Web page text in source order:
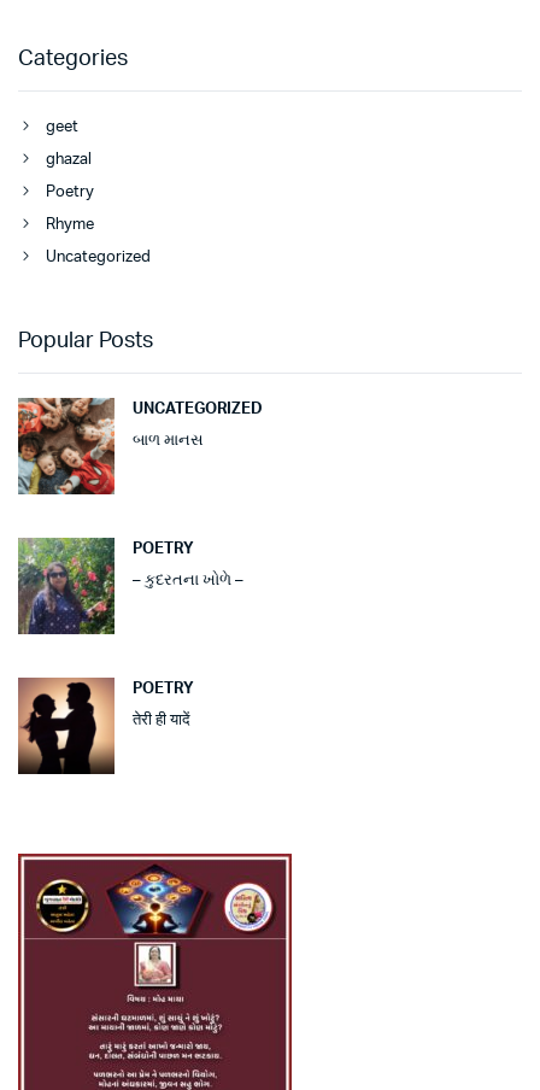
Categories
geet
ghazal
Poetry
Rhyme
Uncategorized
Popular Posts
UNCATEGORIZED
બાળ માનસ
POETRY
– કુદરતના ખોળે –
POETRY
तेरी ही यादें